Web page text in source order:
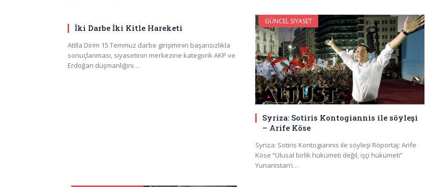
İki Darbe İki Kitle Hareketi
Atilla Dirim 15 Temmuz darbe girişiminin başarısızlıkla
sonuçlanması, siyasetinin merkezine kategorik AKP ve
Erdoğan düşmanlığını…
GÜNCEL SIYASET
Syriza: Sotiris Kontogiannis ile söyleşi
– Arife Köse
Syriza: Sotiris Kontogiannis ile söyleşi Röportaj: Arife
Köse “Ulusal birlik hükümeti değil, işçi hükümeti”
Yunanistan’ı…